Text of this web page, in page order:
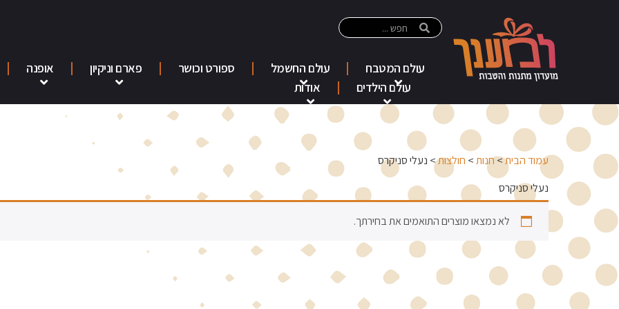
עולם המטבח עולם החשמל ספורט וכושר פארם וניקיון אופנה
עולם הילדים
אודות
עמוד הבית>חנות> חולצות> נעלי סניקרס
נעלי סניקרס
לא נמצאו מוצרים התואמים את בחירתך.